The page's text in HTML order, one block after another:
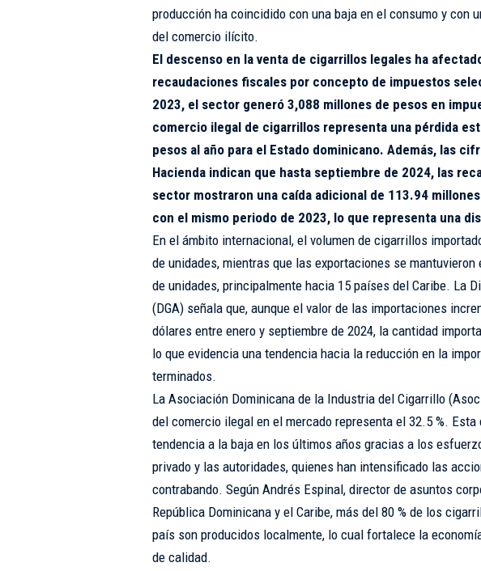
producción ha coincidido con una baja en el consumo y con
del comercio ilícito.
El descenso en la venta de cigarrillos legales ha
recaudaciones fiscales por concepto de impuestos
2023, el sector generó 3,088 millones de pesos en
comercio ilegal de cigarrillos representa una pérdida
pesos al año para el Estado dominicano. Además, las
Hacienda indican que hasta septiembre de 2024, las
sector mostraron una caída adicional de 113.94
con el mismo periodo de 2023, lo que representa una
En el ámbito internacional, el volumen de cigarrillos
de unidades, mientras que las exportaciones se
de unidades, principalmente hacia 15 países del Caribe. La
(DGA) señala que, aunque el valor de las importaciones
dólares entre enero y septiembre de 2024, la cantidad
lo que evidencia una tendencia hacia la reducción en la
terminados.
La Asociación Dominicana de la Industria del Cigarrillo
del comercio ilegal en el mercado representa el 32.5 %.
tendencia a la baja en los últimos años gracias a los
privado y las autoridades, quienes han intensificado las
contrabando. Según Andrés Espinal, director de asuntos
República Dominicana y el Caribe, más del 80 % de los
país son producidos localmente, lo cual fortalece la
de calidad.